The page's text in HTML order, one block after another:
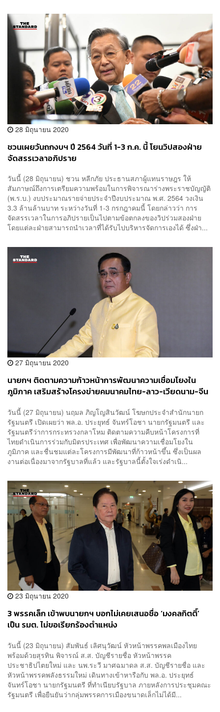
28 มิถุนายน 2020
ชวนเผยวันถกงบฯ ปี 2564 วันที่ 1-3 ก.ค. นี้ โยนวิปสองฝ่าย
จัดสรรเวลาอภิปราย
วันนี้ (28 มิถุนายน) ชวน หลีกภัย ประธานสภาผู้แทนราษฎร ให้
สัมภาษณ์ถึงการเตรียมความพร้อมในการพิจารณาร่างพระราชบัญญัติ
(พ.ร.บ.) งบประมาณรายจ่ายประจำปีงบประมาณ พ.ศ. 2564 วงเงิน
3.3 ล้านล้านบาท ระหว่างวันที่ 1-3 กรกฎาคมนี้ โดยกล่าวว่า การ
จัดสรรเวลาในการอภิปรายเป็นไปตามข้อตกลงของวิปร่วมสองฝ่าย
โดยแต่ละฝ่ายสามารถนำเวลาที่ได้รับไปบริหารจัดการเองได้ ซึ่งฝ่า...
27 มิถุนายน 2020
นายกฯ ติดตามความก้าวหน้าการพัฒนาความเชื่อมโยงใน
ภูมิภาค เสริมสร้างโครงข่ายคมนาคมไทย-ลาว-เวียดนาม-จีน
วันนี้ (27 มิถุนายน) นฤมล ภิญโญสินวัฒน์ โฆษกประจำสำนักนายก
รัฐมนตรี เปิดเผยว่า พล.อ. ประยุทธ์ จันทร์โอชา นายกรัฐมนตรี และ
รัฐมนตรีว่าการกระทรวงกลาโหม ติดตามความคืบหน้าโครงการที่
ไทยดำเนินการร่วมกับมิตรประเทศ เพื่อพัฒนาความเชื่อมโยงใน
ภูมิภาค และชื่นชมแต่ละโครงการมีพัฒนาที่ก้าวหน้าขึ้น ซึ่งเป็นผล
งานต่อเนื่องมาจากรัฐบาลที่แล้ว และรัฐบาลนี้ตั้งใจเร่งดำเนิ...
23 มิถุนายน 2020
3 พรรคเล็ก เข้าพบนายกฯ บอกไม่เคยเสนอชื่อ ‘มงคลกิตติ์’
เป็น รมต. ไม่ขอเรียกร้องตำแหน่ง
วันนี้ (23 มิถุนายน) สัมพันธ์ เลิศนุวัฒน์ หัวหน้าพรรคพลเมืองไทย
พร้อมด้วยสุรทิน พิจารณ์ ส.ส. บัญชีรายชื่อ หัวหน้าพรรค
ประชาธิปไตยใหม่ และ นพ.ระวี มาศฉมาดล ส.ส. บัญชีรายชื่อ และ
หัวหน้าพรรคพลังธรรมใหม่ เดินทางเข้าหารือกับ พล.อ. ประยุทธ์
จันทร์โอชา นายกรัฐมนตรี ที่ทำเนียบรัฐบาล ภายหลังการประชุมคณะ
รัฐมนตรี เพื่อยืนยันว่ากลุ่มพรรคการเมืองขนาดเล็กไม่ได้มี...